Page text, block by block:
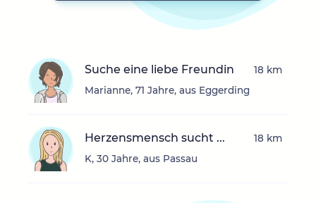
Suche eine liebe Freundin
Marianne, 71 Jahre, aus Eggerding
18 km
Herzensmensch sucht ...
K, 30 Jahre, aus Passau
18 km